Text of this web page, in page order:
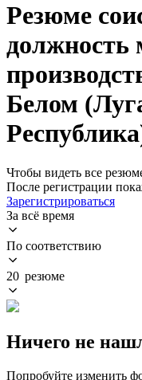
Резюме
должность
Белом
Чтобы видеть все
После регистрации
Зарегистрироваться
За всё время
По соответствию
20 резюме
Ничего не
Попробуйте изменить